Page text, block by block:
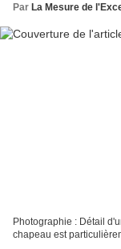
Par La Mesure de
Photographie : Détail
chapeau est